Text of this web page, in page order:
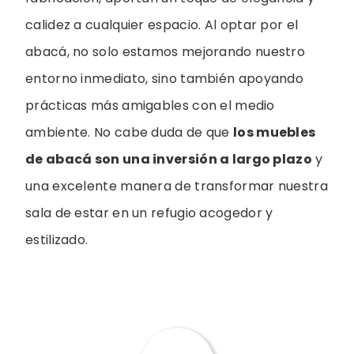
calidez a cualquier espacio. Al optar por el
abacá, no solo estamos mejorando nuestro
entorno inmediato, sino también apoyando
prácticas más amigables con el medio
ambiente. No cabe duda de que los muebles
de abacá son una inversión a largo plazo y
una excelente manera de transformar nuestra
sala de estar en un refugio acogedor y
estilizado.